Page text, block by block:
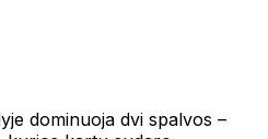
dominuoja dvi spalvos –